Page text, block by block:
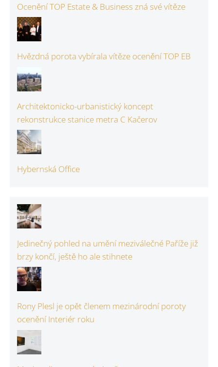
Ocenění TOP Estate & Business zná své vítěze
Hvězdná porota vybírala vítěze ocenění TOP EB
Architektonicko-urbanistický koncept
rekonstrukce stanice metra C Kačerov
Hybernská Office
Jedinečný pohled na umění meziválečné Paříže již
brzy končí, ještě ho ale stihnete
Rony Plesl je opět členem mezinárodní poroty
ocenění Interiér roku